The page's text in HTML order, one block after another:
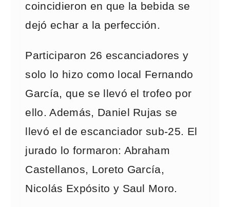
coincidieron en que la bebida se
dejó echar a la perfección.
Participaron 26 escanciadores y
solo lo hizo como local Fernando
García, que se llevó el trofeo por
ello. Además, Daniel Rujas se
llevó el de escanciador sub-25. El
jurado lo formaron: Abraham
Castellanos, Loreto García,
Nicolás Expósito y Saul Moro.